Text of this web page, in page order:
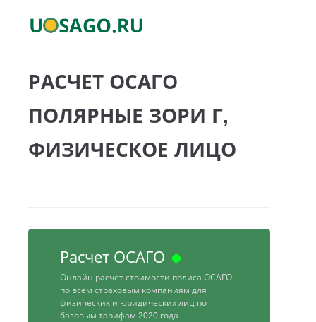
РАСЧЕТ ОСАГО
ПОЛЯРНЫЕ ЗОРИ Г,
ФИЗИЧЕСКОЕ ЛИЦО
Расчет ОСАГО
Онлайн расчет стоимости полиса ОСАГО
по всем страховым компаниям для
физических и юридических лиц по
базовым тарифам 2020 года.